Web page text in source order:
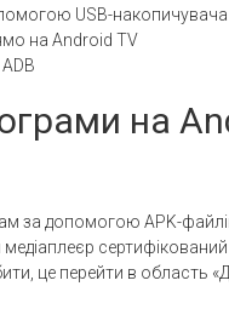
USB-накопичувача
на Android TV
на
за допомогою APK-
це перейти в область